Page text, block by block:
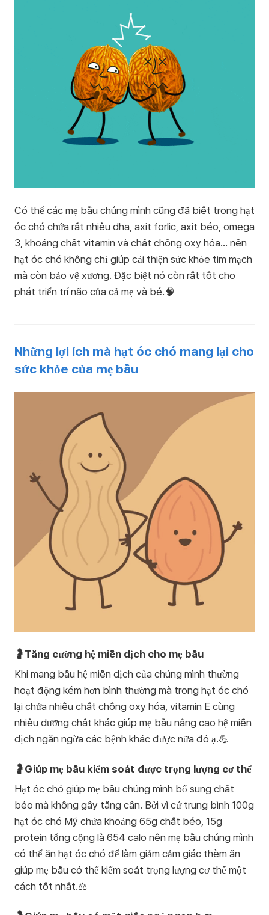
Có thể các mẹ bầu chúng mình cũng đã biết trong hạt
óc chó chứa rất nhiều dha, axit forlic, axit béo, omega
3, khoáng chất vitamin và chất chống oxy hóa… nên
hạt óc chó không chỉ giúp cải thiện sức khỏe tim mạch
mà còn bảo vệ xương. Đặc biệt nó còn rất tốt cho
phát triển trí não của cả mẹ và bé.🧠
Những lợi ích mà hạt óc chó mang lại cho
sức khỏe của mẹ bầu
🤰Tăng cường hệ miễn dịch cho mẹ bầu
Khi mang bầu hệ miễn dịch của chúng mình thường
hoạt động kém hơn bình thường mà trong hạt óc chó
lại chứa nhiều chất chống oxy hóa, vitamin E cùng
nhiều dưỡng chất khác giúp mẹ bầu nâng cao hệ miễn
dịch ngăn ngừa các bệnh khác được nữa đó ạ.💪
🤰Giúp mẹ bầu kiểm soát được trọng lượng cơ thể
Hạt óc chó giúp mẹ bầu chúng mình bổ sung chất
béo mà không gây tăng cân. Bởi vì cứ trung bình 100g
hạt óc chó Mỹ chứa khoảng 65g chất béo, 15g
protein tổng cộng là 654 calo nên mẹ bầu chúng mình
có thể ăn hạt óc chó để làm giảm cảm giác thèm ăn
giúp mẹ bầu có thể kiểm soát trọng lượng cơ thể một
cách tốt nhất.⚖️